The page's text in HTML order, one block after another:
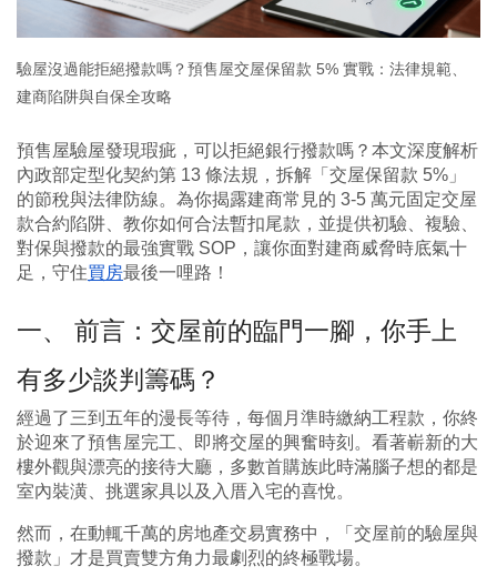
驗屋沒過能拒絕撥款嗎？預售屋交屋保留款 5% 實戰：法律規範、
建商陷阱與自保全攻略
預售屋驗屋發現瑕疵，可以拒絕銀行撥款嗎？本文深度解析
內政部定型化契約第 13 條法規，拆解「交屋保留款 5%」
的節稅與法律防線。為你揭露建商常見的 3-5 萬元固定交屋
款合約陷阱、教你如何合法暫扣尾款，並提供初驗、複驗、
對保與撥款的最強實戰 SOP，讓你面對建商威脅時底氣十
足，守住買房最後一哩路！
一、 前言：交屋前的臨門一腳，你手上
有多少談判籌碼？
經過了三到五年的漫長等待，每個月準時繳納工程款，你終
於迎來了預售屋完工、即將交屋的興奮時刻。看著嶄新的大
樓外觀與漂亮的接待大廳，多數首購族此時滿腦子想的都是
室內裝潢、挑選家具以及入厝入宅的喜悅。
然而，在動輒千萬的房地產交易實務中，「交屋前的驗屋與
撥款」才是買賣雙方角力最劇烈的終極戰場。